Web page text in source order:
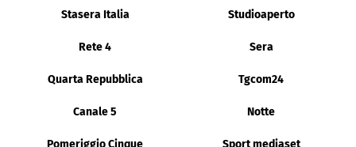
Stasera Italia Studioaperto
Rete 4 Sera
Quarta Repubblica Tgcom24
Canale 5 Notte
Pomeriggio Cinque Sport mediaset